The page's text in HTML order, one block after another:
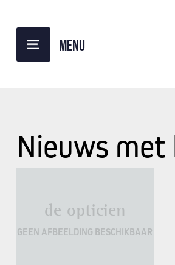
Nieuws
de opticien
GEEN AFBEELDING BESCHIKBAAR